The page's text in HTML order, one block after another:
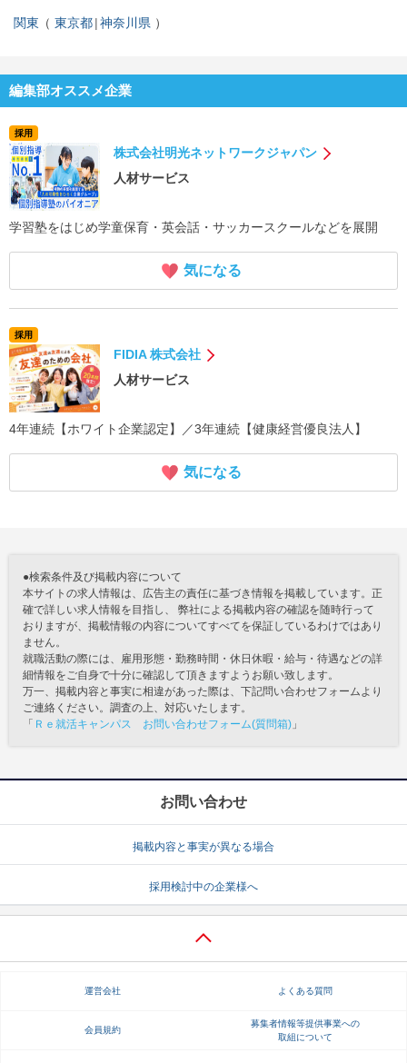
関東 東京都 神奈川県
編集部オススメ企業
採用
株式会社明光ネットワークジャパン
人材サービス
学習塾をはじめ学童保育・英会話・サッカースクールなどを展開
気になる
採用
FIDIA 株式会社
人材サービス
4年連続【ホワイト企業認定】／3年連続【健康経営優良法人】
気になる
●検索条件及び掲載内容について
本サイトの求人情報は、広告主の責任に基づき情報を掲載しています。正
確で詳しい求人情報を目指し、 弊社による掲載内容の確認を随時行って
おりますが、掲載情報の内容についてすべてを保証しているわけではあり
ません。
就職活動の際には、雇用形態・勤務時間・休日休暇・給与・待遇などの詳
細情報をご自身で十分に確認して頂きますようお願い致します。
万一、掲載内容と事実に相違があった際は、下記問い合わせフォームより
ご連絡ください。調査の上、対応いたします。
「 Ｒｅ就活キャンパス お問い合わせフォーム(質問箱) 」
お問い合わせ
掲載内容と事実が異なる場合
採用検討中の企業様へ
運営会社 よくある質問
会員規約
募集者情報等提供事業への
取組について